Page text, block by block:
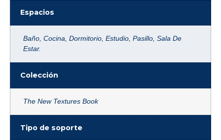
Espacios
Baño Cocina Dormitorio Estudio Pasillo Sala De
Estar.
Colección
The New Textures Book
Tipo de soporte